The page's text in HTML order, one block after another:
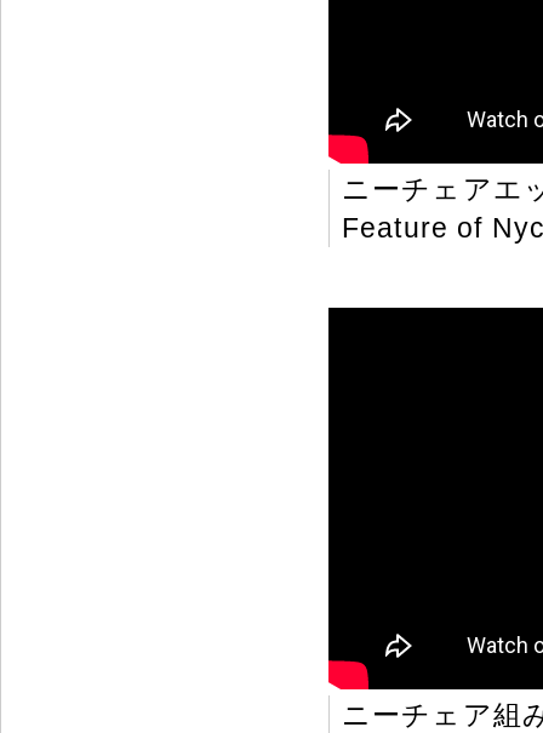
ニーチェアエ
Feature of
ニーチェア組